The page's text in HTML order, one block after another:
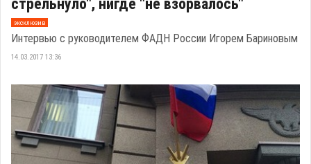
стрельнуло", нигде "не взорвалось"
эксклюзив
Интервью с руководителем ФАДН России Игорем Бариновым
14.03.2017 13:36